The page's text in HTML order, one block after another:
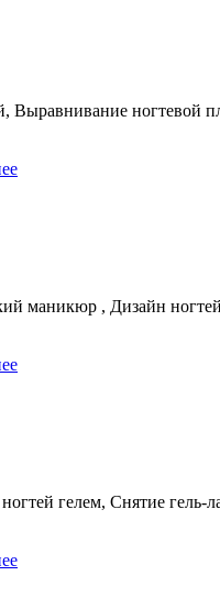
Выравнивание ногтевой
маникюр , Дизайн
гелем, Снятие гель-